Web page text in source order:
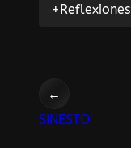
+Reflexiones
←
SINESTO